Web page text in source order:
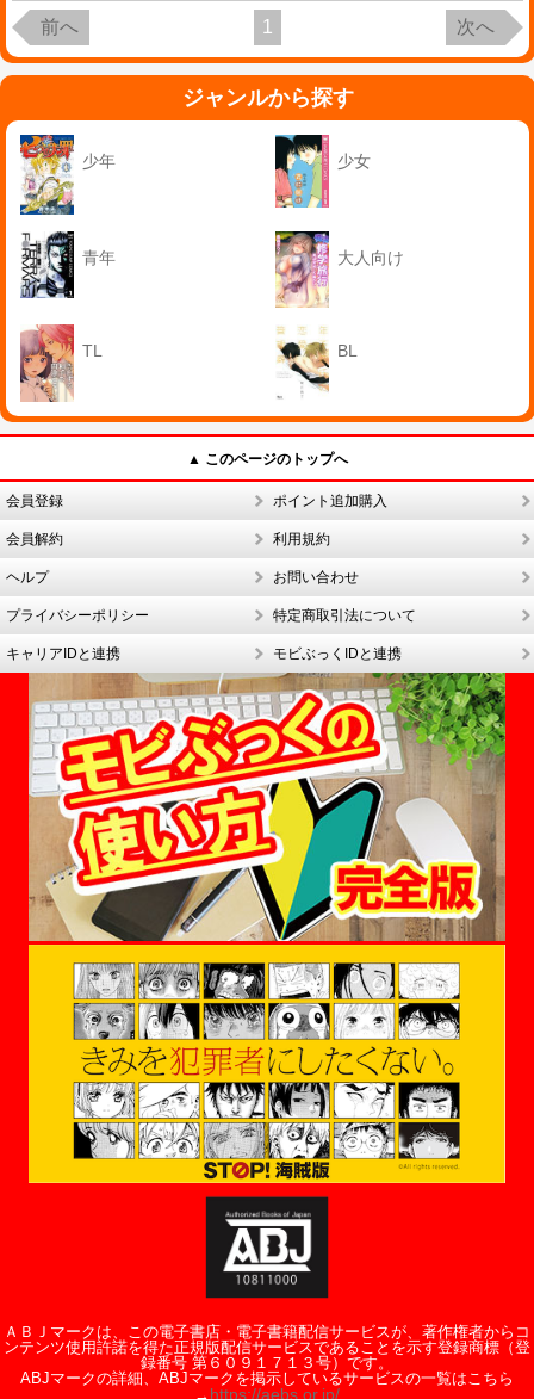
前へ 1 次へ
ジャンルから探す
少年 少女
青年 大人向け
TL BL
▲ このページのトップへ
会員登録 ポイント追加購入
会員解約 利用規約
ヘルプ お問い合わせ
プライバシーポリシー 特定商取引法について
キャリアIDと連携 モビぶっくIDと連携
ＡＢＪマークは、この電子書店・電子書籍配信サービスが、著作権者からコ
ンテンツ使用許諾を得た正規版配信サービスであることを示す登録商標（登
録番号 第６０９１７１３号）です。
ABJマークの詳細、ABJマークを掲示しているサービスの一覧はこちら
→ https://aebs.or.jp/